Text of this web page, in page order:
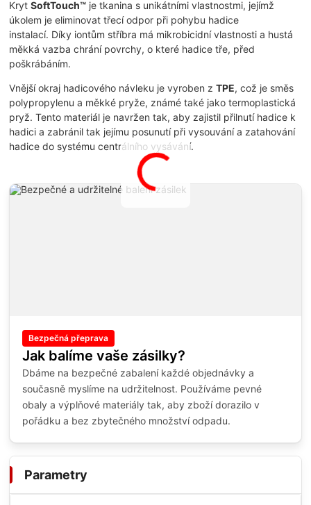
KrytSoftTouch™ je tkanina s unikátními vlastnostmi, jejímž
úkolem je eliminovat třecí odpor při pohybu hadice
instalací. Díky iontům stříbra má mikrobicidní vlastnosti a hustá
měkká vazba chrání povrchy, o které hadice tře, před
poškrábáním.
Vnější okraj hadicového návleku je vyroben zTPE, což je směs
polypropylenu a měkké pryže, známé také jako termoplastická
pryž. Tento materiál je navržen tak, aby zajistil přilnutí hadice k
hadici a zabránil tak jejímu posunutí při vysouvání a zatahování
hadice do systému centrálního vysávání.
Bezpečná přeprava
Jak balíme vaše zásilky?
Dbáme na bezpečné zabalení každé objednávky a
současně myslíme na udržitelnost. Používáme pevné
obaly a výplňové materiály tak, aby zboží dorazilo v
pořádku a bez zbytečného množství odpadu.
Parametry